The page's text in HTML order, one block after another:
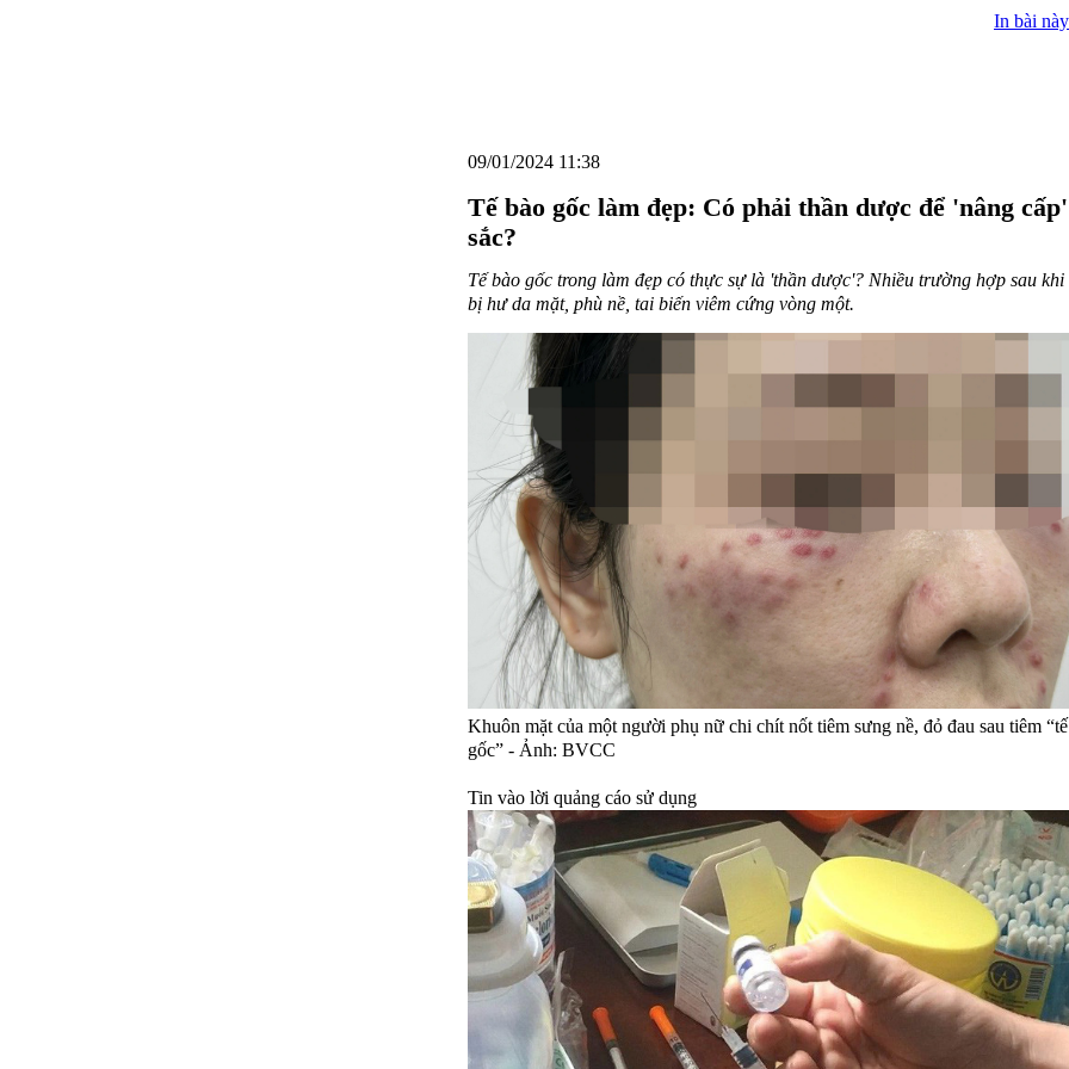
09/01/2024 11:38
In bài
Tế bào gốc làm đẹp: Có phải thần dược để 'nâng
sắc?
Tế bào gốc trong làm đẹp có thực sự là 'thần dược'? Nhiều trường hợp sau khi
bị hư da mặt, phù nề, tai biến viêm cứng vòng một.
Khuôn mặt của một người phụ nữ chi chít nốt tiêm sưng nề, đỏ đau sau tiêm
gốc” - Ảnh: BVCC
Tin vào lời quảng cáo sử dụng